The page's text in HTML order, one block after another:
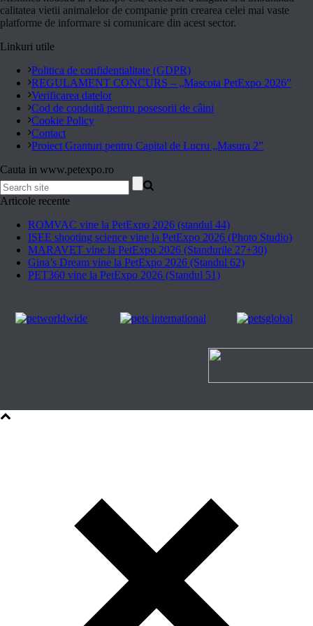
calitatea vietii animalelor de companie prin crearea celei mai vaste
platforme de informare si comunicare din acest sector.
Linkuri utile
Politica de confidentialitate (GDPR)
REGULAMENT CONCURS – „Mascota PetExpo 2026”
Verificarea datelor
Cod de conduită pentru posesorii de câini
Cookie Policy
Contact
Proiect Granturi pentru Capital de Lucru „Masura 2”
Cauta in www.petexpo.ro
Articole recente
ROMVAC vine la PetExpo 2026 (standul 44)
ISEE shooting science vine la PetExpo 2026 (Photo Studio)
MARAVET vine la PetExpo 2026 (Standurile 27+30)
Gina’s Dream vine la PetExpo 2026 (Standul 62)
PET360 vine la PetExpo 2026 (Standul 51)